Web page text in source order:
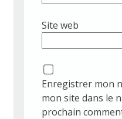
Site web
Enregistrer mon
mon site dans le
prochain